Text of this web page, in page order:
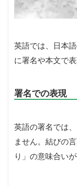
英語では、日本
に署名や本文で表
署名での表現
英語の署名では
ません。結びの
り」の意味合いが